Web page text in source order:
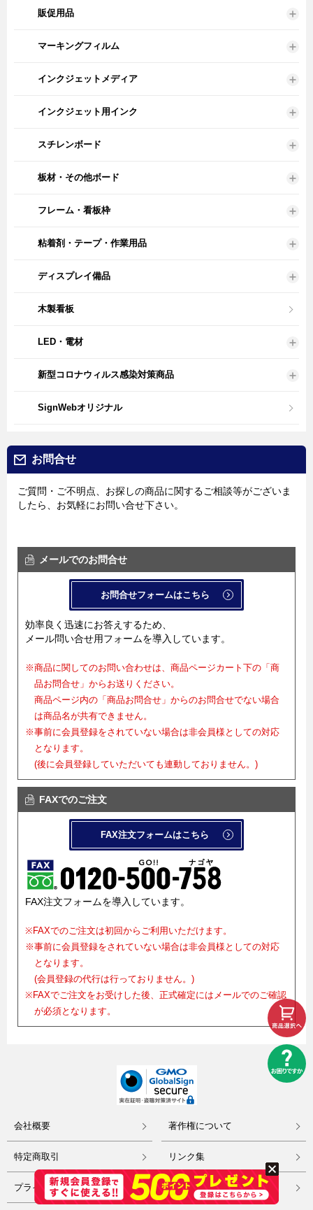
販促用品
マーキングフィルム
インクジェットメディア
インクジェット用インク
スチレンボード
板材・その他ボード
フレーム・看板枠
粘着剤・テープ・作業用品
ディスプレイ備品
木製看板
LED・電材
新型コロナウィルス感染対策商品
SignWebオリジナル
お問合せ
ご質問・ご不明点、お探しの商品に関するご相談等がございま
したら、お気軽にお問い合せ下さい。
メールでのお問合せ
お問合せフォームはこちら
効率良く迅速にお答えするため、
メール問い合せ用フォームを導入しています。
※商品に関してのお問い合わせは、商品ページカート下の「商
品お問合せ」からお送りください。
商品ページ内の「商品お問合せ」からのお問合せでない場合
は商品名が共有できません。
※事前に会員登録をされていない場合は非会員様としての対応
となります。
(後に会員登録していただいても連動しておりません。)
FAXでのご注文
FAX注文フォームはこちら
FAX注文フォームを導入しています。
※FAXでのご注文は初回からご利用いただけます。
※事前に会員登録をされていない場合は非会員様としての対応
となります。
(会員登録の代行は行っておりません。)
※FAXでご注文をお受けした後、正式確定にはメールでのご確認
が必須となります。
会社概要
特定商取引
プライバシーポリシー
著作権について
リンク集
コラム